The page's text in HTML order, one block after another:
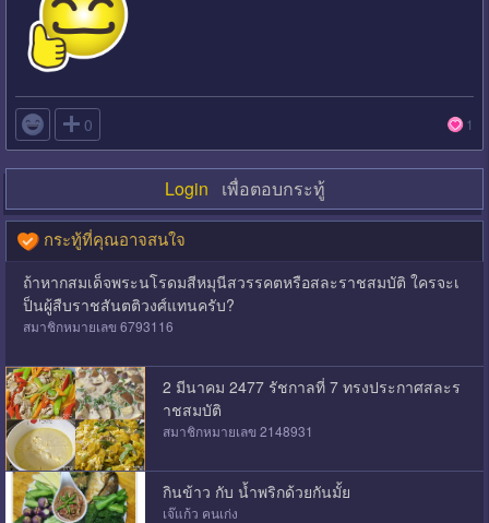
 0 1
Login เพื่อตอบกระทู้
กระทู้ที่คุณอาจสนใจ
ถ้าหากสมเด็จพระนโรดมสีหมุนีสวรรคตหรือสละราชสมบัติ ใครจะเ
ป็นผู้สืบราชสันตติวงศ์แทนครับ?
สมาชิกหมายเลข 6793116
2 มีนาคม 2477 รัชกาลที่ 7 ทรงประกาศสละร
าชสมบัติ
สมาชิกหมายเลข 2148931
กินข้าว กับ น้ำพริกด้วยกันมั้ย
เจ๊แก้ว คนเก่ง